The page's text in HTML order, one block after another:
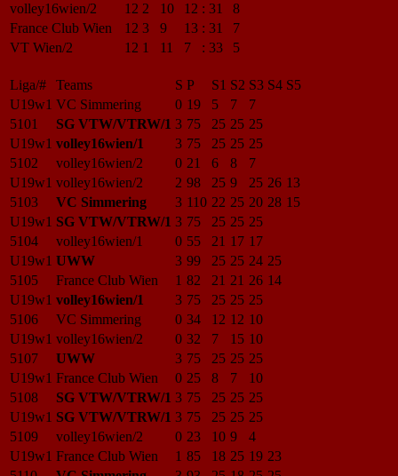
volley16wien/2
12 2 10 12 : 31
8
France Club Wien
12 3 9 13 : 31
7
VT Wien/2
12 1 11 7 : 33 5
Liga/# Teams S P S1 S2 S3 S4 S5
U19w1 VC Simmering 0 19 5 7
7
5101
SG VTW/VTRW/1 3 75 25 25 25
U19w1 volley16wien/1 3 75 25 25 25
5102
volley16wien/2 0 21 6 8
7
U19w1 volley16wien/2 2 98 25 9 25 26 13
5103
VC Simmering 3 110 22 25 20 28 15
U19w1 SG VTW/VTRW/1 3 75 25 25 25
5104
volley16wien/1 0 55 21 17 17
U19w1 UWW 3 99 25 25 24 25
5105
France Club Wien 1 82 21 21 26 14
U19w1 volley16wien/1 3 75 25 25 25
5106
VC Simmering 0 34 12 12 10
U19w1 volley16wien/2 0 32 7 15 10
5107
UWW 3 75 25 25 25
U19w1 France Club Wien 0 25 8 7
10
5108
SG VTW/VTRW/1 3 75 25 25 25
U19w1 SG VTW/VTRW/1 3 75 25 25 25
5109
volley16wien/2 0 23 10 9
4
U19w1 France Club Wien 1 85 18 25 19 23